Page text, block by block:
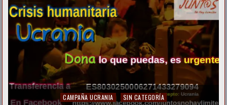
CAMPAÑA UCRANIA SIN CATEGORÍA